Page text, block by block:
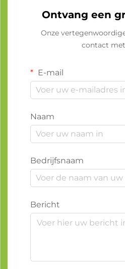
Ontvang een
Onze
contact
E-mail
Naam
Bedrijfsnaam
Bericht